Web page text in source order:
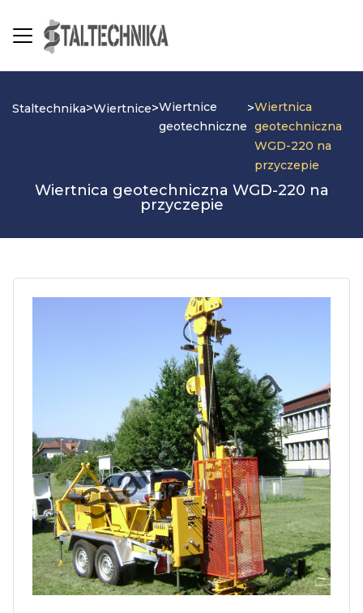
Staltechnika>Wiertnice>Wiertnice
geotechniczne
>Wiertnica
geotechniczna
WGD-220 na
przyczepie
Wiertnica geotechniczna WGD-220 na
przyczepie